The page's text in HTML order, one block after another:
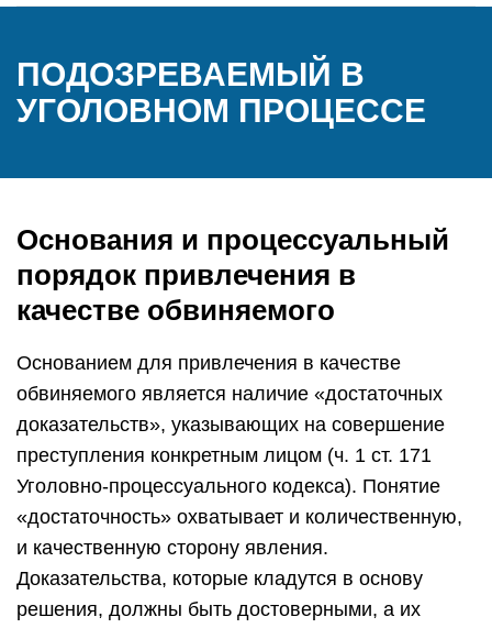
ПОДОЗРЕВАЕМЫЙ В
УГОЛОВНОМ ПРОЦЕССЕ
Основания и процессуальный
порядок привлечения в
качестве обвиняемого
Основанием для привлечения в качестве
обвиняемого является наличие «достаточных
доказательств», указывающих на совершение
преступления конкретным лицом (ч. 1 ст. 171
Уголовно-процессуального кодекса). Понятие
«достаточность» охватывает и количественную,
и качественную сторону явления.
Доказательства, которые кладутся в основу
решения, должны быть достоверными, а их